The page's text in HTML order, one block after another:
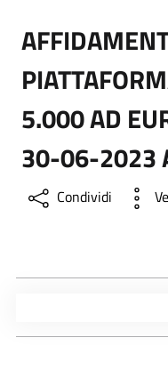
5.000 AD
30-06-2023
Condividi